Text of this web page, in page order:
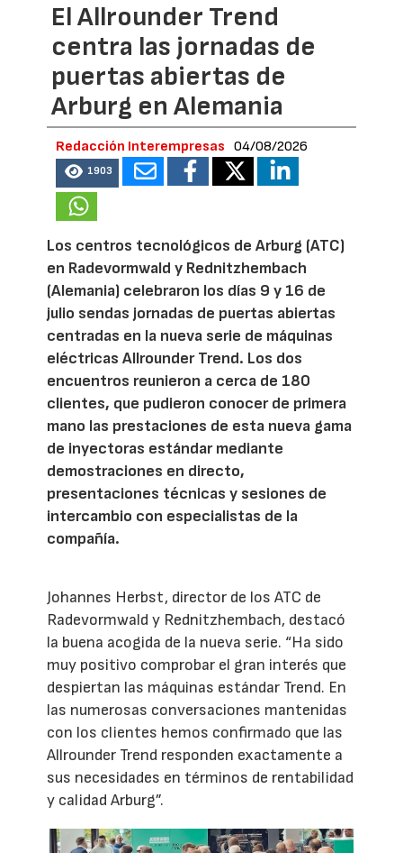
El Allrounder Trend
centra las jornadas de
puertas abiertas de
Arburg en Alemania
Redacción Interempresas 04/08/2026
1903
Los centros tecnológicos de Arburg (ATC)
en Radevormwald y Rednitzhembach
(Alemania) celebraron los días 9 y 16 de
julio sendas jornadas de puertas abiertas
centradas en la nueva serie de máquinas
eléctricas Allrounder Trend. Los dos
encuentros reunieron a cerca de 180
clientes, que pudieron conocer de primera
mano las prestaciones de esta nueva gama
de inyectoras estándar mediante
demostraciones en directo,
presentaciones técnicas y sesiones de
intercambio con especialistas de la
compañía.
Johannes Herbst, director de los ATC de
Radevormwald y Rednitzhembach, destacó
la buena acogida de la nueva serie. “Ha sido
muy positivo comprobar el gran interés que
despiertan las máquinas estándar Trend. En
las numerosas conversaciones mantenidas
con los clientes hemos confirmado que las
Allrounder Trend responden exactamente a
sus necesidades en términos de rentabilidad
y calidad Arburg”.